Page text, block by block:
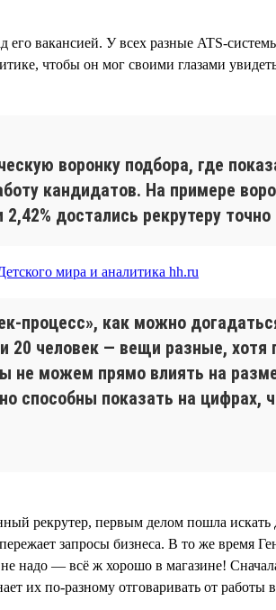
вакансией. У всех разные ATS-
чтобы он мог своими глазами
воронку подбора, где
кандидатов. На примере
достались рекрутеру точно
процесс», как можно
20 человек — вещи разные, хотя
не можем прямо влиять на
способны показать на цифрах,
рекрутер, первым делом пошла
запросы бизнеса. В то же время
надо — всё ж хорошо в магазине!
их по-разному отговаривать от работы